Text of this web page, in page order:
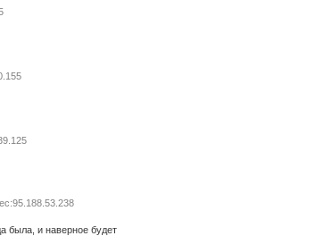
была, и наверное будет